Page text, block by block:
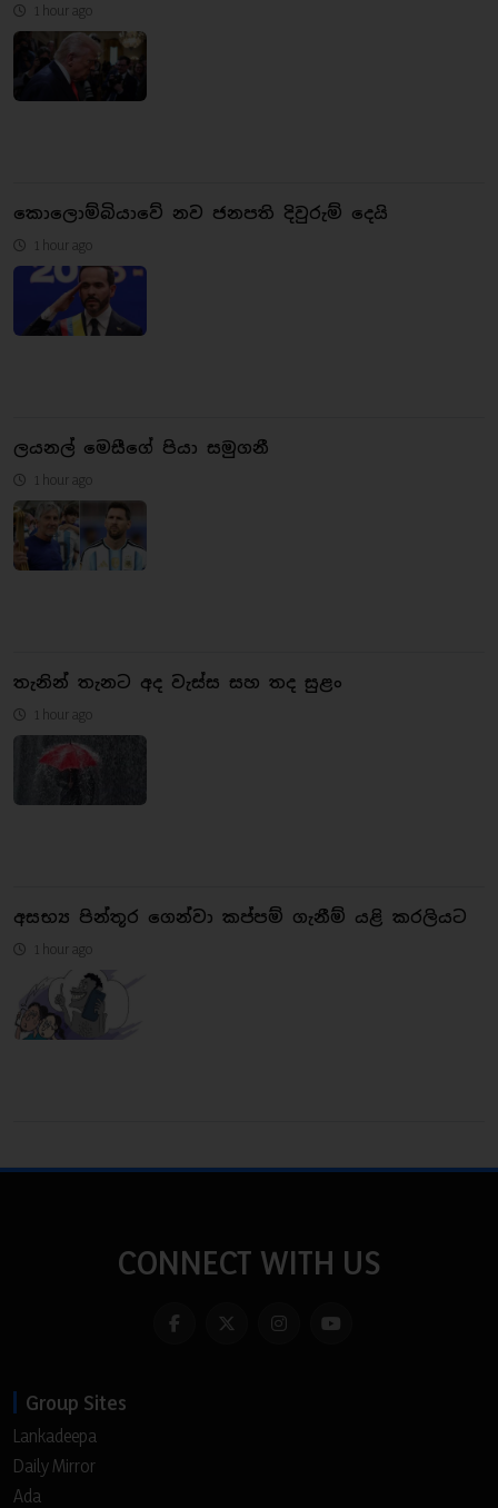
1 hour ago
කොලොම්බියාවේ නව ජනපති දිවුරුම් දෙයි
1 hour ago
ලයනල් මෙසීගේ පියා සමුගනී
1 hour ago
තැනින් තැනට අද වැස්ස සහ තද සුළං
1 hour ago
අසභ්‍ය පින්තූර ගෙන්වා කප්පම් ගැනීම් යළි කරලියට
1 hour ago
CONNECT WITH US
Group Sites
Lankadeepa
Daily Mirror
Ada